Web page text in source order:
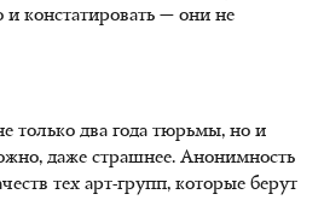
констатировать — они не
только два года тюрьмы, но и
даже страшнее. Анонимность
тех арт-групп, которые берут